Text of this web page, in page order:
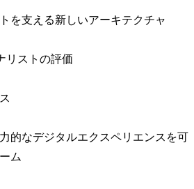
を支える新しいアーキテクチャ
リストの評価
的なデジタルエクスペリエンスを可
ム